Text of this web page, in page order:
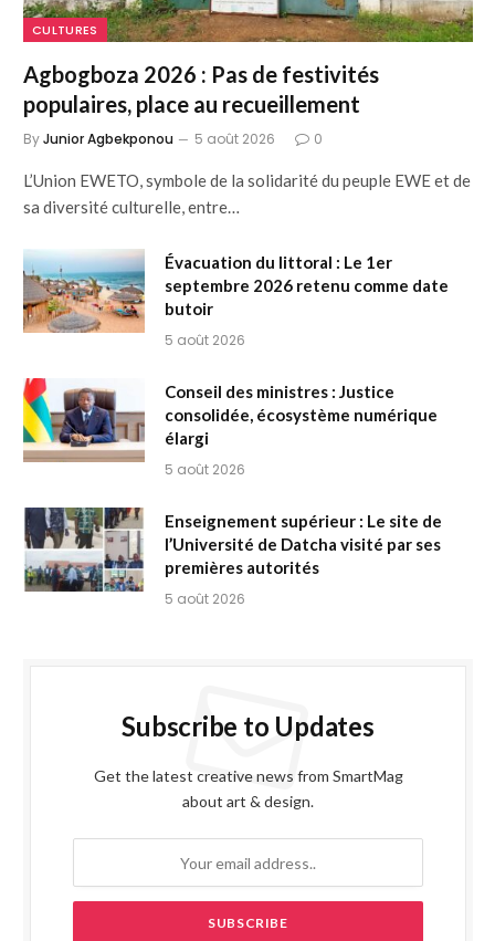
CULTURES
Agbogboza 2026 : Pas de festivités
populaires, place au recueillement
ByJunior Agbekponou 5 août 2026 0
L’Union EWETO, symbole de la solidarité du peuple EWE et de
sa diversité culturelle, entre…
Évacuation du littoral : Le 1er
septembre 2026 retenu comme date
butoir
5 août 2026
Conseil des ministres : Justice
consolidée, écosystème numérique
élargi
5 août 2026
Enseignement supérieur : Le site de
l’Université de Datcha visité par ses
premières autorités
5 août 2026
Subscribe to Updates
Get the latest creative news from SmartMag
about art & design.